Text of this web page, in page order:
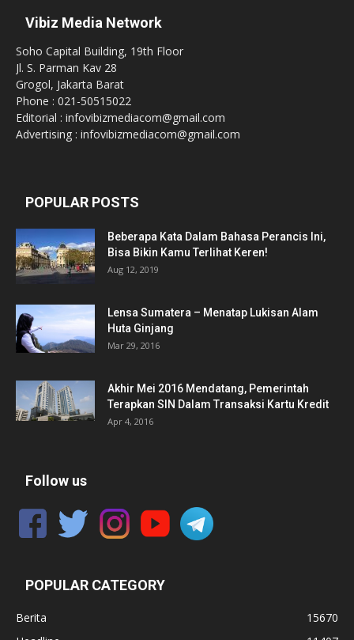
Vibiz Media Network
Soho Capital Building, 19th Floor
Jl. S. Parman Kav 28
Grogol, Jakarta Barat
Phone : 021-50515022
Editorial : infovibizmediacom@gmail.com
Advertising : infovibizmediacom@gmail.com
POPULAR POSTS
Beberapa Kata Dalam Bahasa Perancis Ini,
Bisa Bikin Kamu Terlihat Keren!
Aug 12, 2019
Lensa Sumatera – Menatap Lukisan Alam
Huta Ginjang
Mar 29, 2016
Akhir Mei 2016 Mendatang, Pemerintah
Terapkan SIN Dalam Transaksi Kartu Kredit
Apr 4, 2016
Follow us
POPULAR CATEGORY
Berita
15670